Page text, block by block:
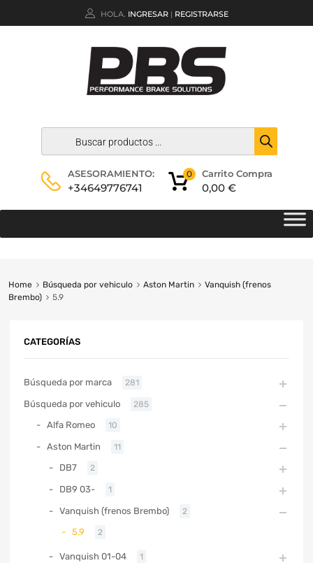
HOLA. INGRESAR | REGISTRARSE
ASESORAMIENTO:
+34649776741
Carrito Compra
0,00 €
0
Home Búsqueda por vehiculo Aston Martin
Vanquish (frenos
Brembo)
5.9
CATEGORÍAS
Búsqueda por marca 281
Búsqueda por vehiculo 285
Alfa Romeo 10
Aston Martin 11
DB7 2
DB9 03- 1
Vanquish (frenos Brembo) 2
5.9 2
Vanquish 01-04 1